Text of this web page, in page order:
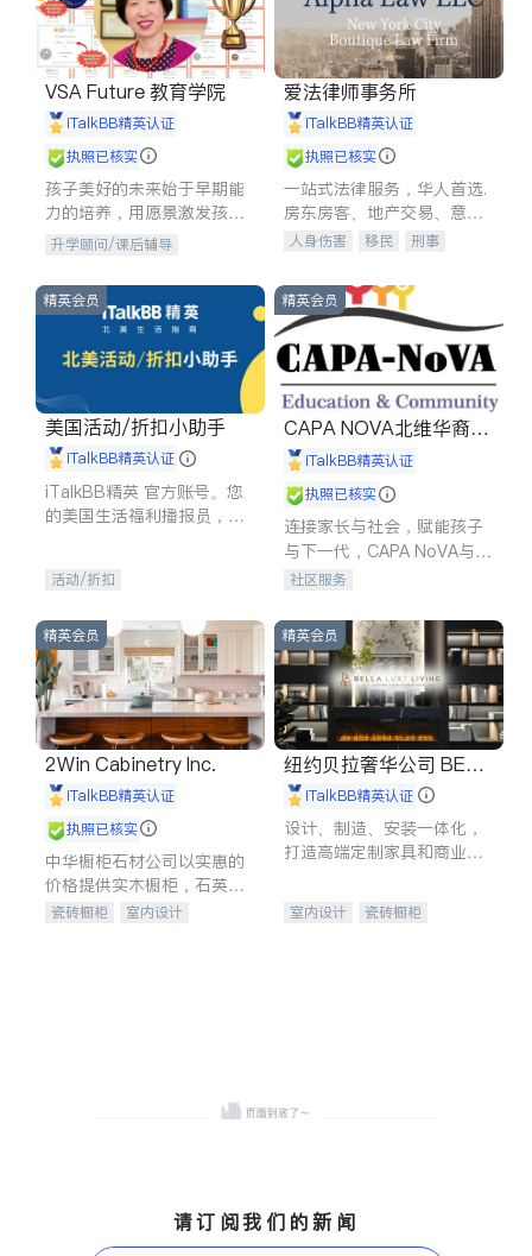
VSA Future 教育学院
iTalkBB精英认证
执照已核实
孩子美好的未来始于早期能
力的培养，用愿景激发孩子
的学习潜力和动力。理念：
拥有成长型心态是成功的基
石。
升学顾问/课后辅导
爱法律师事务所
iTalkBB精英认证
执照已核实
一站式法律服务，华人首选.
房东房客、地产交易、意外
伤害、车祸重伤、商业诉
建筑合同、刑事案件全包办
人身伤害 移民
刑事
信托/遗嘱
商业
索赔
律师-其它 保释
精英会员
美国活动/折扣小助手
iTalkBB精英认证
iTalkBB精英 官方账号。您
的美国生活福利播报员，精
专属福利。
活动/折扣
精英会员
CAPA NOVA北维华裔家
长会iTalkBB精英认证
执照已核实
连接家长与社会，赋能孩子
与下一代，CAPA NoVA与您
携手建设包容、公平、充满
社区服务
精英会员
2Win Cabinetry Inc.
iTalkBB精英认证
执照已核实
中华橱柜石材公司以实惠的
价格提供实木橱柜，石英石
台面，多种优质不锈钢水
瓷砖橱柜
室内设计
精英会员
纽约贝拉奢华公司 BELL
A LUXE
iTalkBB精英认证
设计、制造、安装一体化，
打造高端定制家具和商业空
室内设计
瓷砖橱柜
请订阅我们的新闻